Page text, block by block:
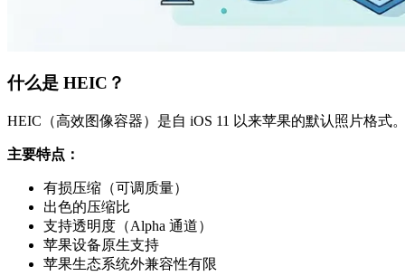
什么是 HEIC？
HEIC（高效图像容器）是自 iOS 11 以来苹果的默认照片格式
主要特点：
有损压缩（可调质量）
出色的压缩比
支持透明度（Alpha 通道）
苹果设备原生支持
苹果生态系统外兼容性有限